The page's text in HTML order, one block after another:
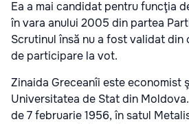
Ea a mai candidat pentru funcţia
în vara anului 2005 din partea
Scrutinul însă nu a fost validat din
de participare la vot.
Zinaida Greceanîi este economist
Universitatea de Stat din
de 7 februarie 1956, în satul